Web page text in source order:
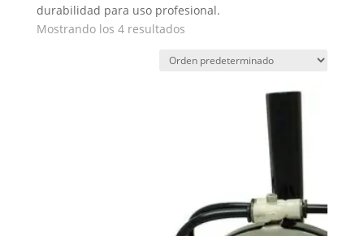
durabilidad para uso profesional.
Mostrando los 4 resultados